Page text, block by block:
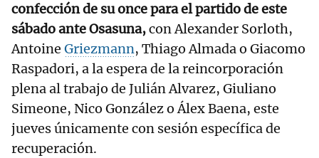
confección de su once para el partido de este
sábado ante Osasuna,con Alexander Sorloth,
Antoine Griezmann, Thiago Almada o Giacomo
Raspadori, a la espera de la reincorporación
plena al trabajo de Julián Alvarez, Giuliano
Simeone, Nico González o Álex Baena, este
jueves únicamente con sesión específica de
recuperación.